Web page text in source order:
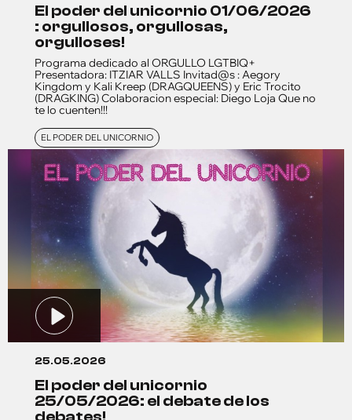
el poder del unicornio 01/06/2026
: orgullosos, orgullosas,
orgulloses!
Programa dedicado al ORGULLO LGTBIQ+
Presentadora: ITZIAR VALLS Invitad@s : Aegory
Kingdom y Kali Kreep (DRAGQUEENS) y Eric Trocito
(DRAGKING) Colaboracion especial: Diego Loja Que no
te lo cuenten!!!
EL PODER DEL UNICORNIO
25.05.2026
el poder del unicornio
25/05/2026: el debate de los